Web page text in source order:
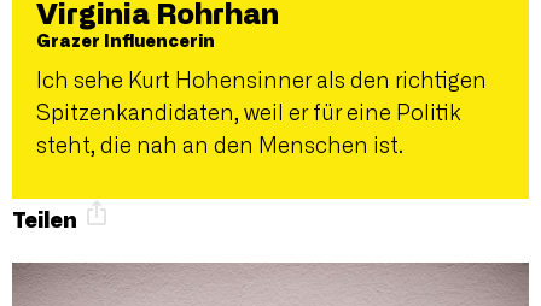
Virginia Rohrhan
Grazer Influencerin
Ich sehe Kurt Hohensinner als den richtigen
Spitzenkandidaten, weil er für eine Politik
steht, die nah an den Menschen ist.
Teilen